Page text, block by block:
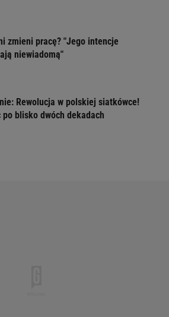
zmieni pracę? "Jego intencje
niewiadomą"
Rewolucja w polskiej siatkówce!
po blisko dwóch dekadach